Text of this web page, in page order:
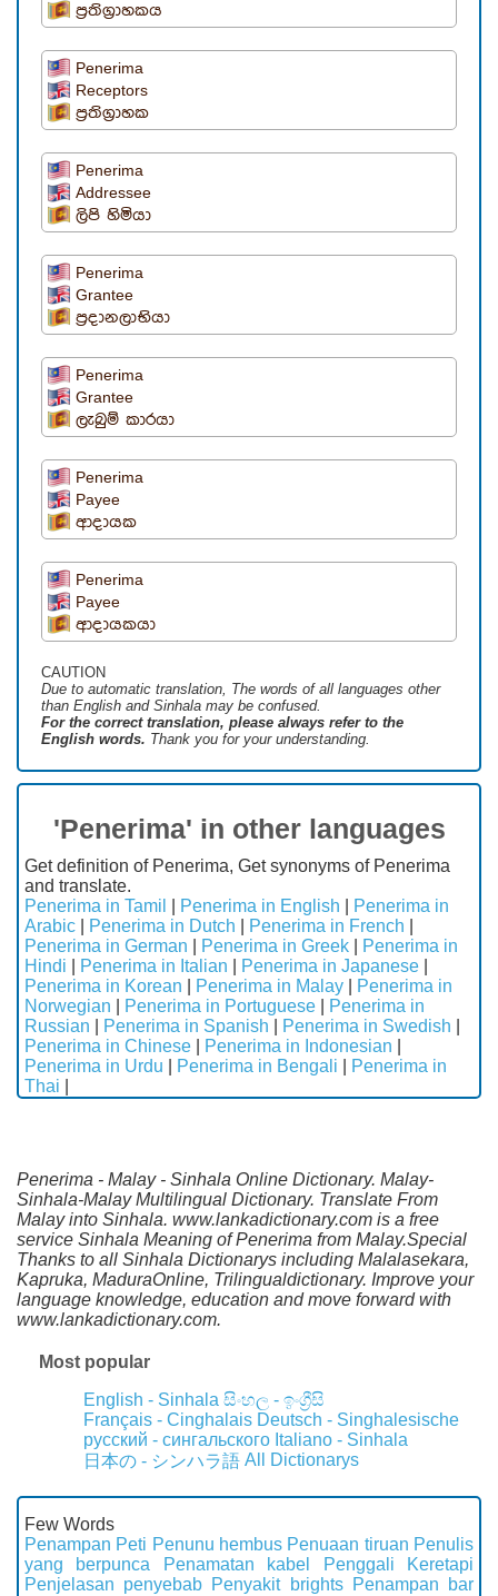
ප්‍රතිග්‍රාහකය
Penerima
Receptors
ප්‍රතිග්‍රාහක
Penerima
Addressee
ලිපි හිමියා
Penerima
Grantee
ප්‍රදානලාභියා
Penerima
Grantee
ලැබුම් කාරයා
Penerima
Payee
ආදායක
Penerima
Payee
ආදායකයා
CAUTION
Due to automatic translation, The words of all languages ​​other
than English and Sinhala may be confused.
For the correct translation, please always refer to the
English words. Thank you for your understanding.
'Penerima' in other languages
Get definition of Penerima, Get synonyms of Penerima
and translate.
Penerima in Tamil
Penerima in English
Penerima in
Arabic
Penerima in Dutch Penerima in French
Penerima in German
Penerima in Greek
Penerima in
Hindi
Penerima in Italian Penerima in Japanese
Penerima in Korean
Penerima in Malay
Penerima in
Norwegian
Penerima in Portuguese
Penerima in
Russian
Penerima in Spanish Penerima in Swedish
Penerima in Chinese
Penerima in Indonesian
Penerima in Urdu
Penerima in Bengali
Penerima in
Thai
Penerima - Malay - Sinhala Online Dictionary. Malay-
Sinhala-Malay Multilingual Dictionary. Translate From
Malay into Sinhala. www.lankadictionary.com is a free
service Sinhala Meaning of Penerima from Malay.Special
Thanks to all Sinhala Dictionarys including Malalasekara,
Kapruka, MaduraOnline, Trilingualdictionary. Improve your
language knowledge, education and move forward with
www.lankadictionary.com.
Most popular
English - Sinhala සිංහල - ඉංග්‍රීසි
Français - Cinghalais Deutsch - Singhalesische
русский - сингальского Italiano - Sinhala
日本の - シンハラ語 All Dictionarys
Few Words
Penampan Peti Penunu hembus Penuaan tiruan Penulis
yang berpunca
Penamatan kabel
Penggali Keretapi
Penjelasan penyebab Penyakit brights
Penampan bar